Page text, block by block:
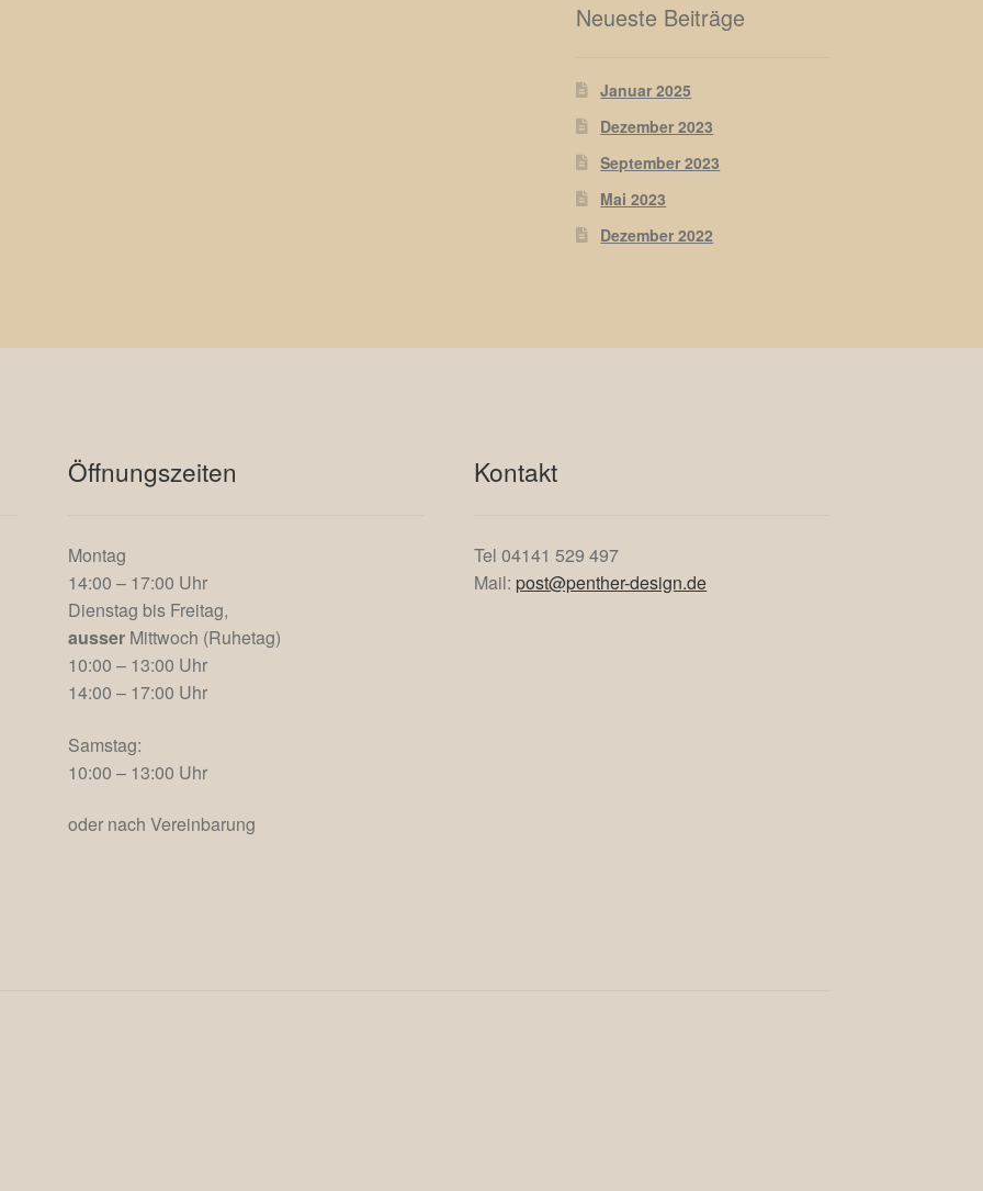
Neueste Beiträge
Januar 2025
Dezember 2023
September 2023
Mai 2023
Dezember 2022
Öffnungszeiten
Montag
14:00 – 17:00 Uhr
Dienstag bis Freitag,
ausser Mittwoch (Ruhetag)
10:00 – 13:00 Uhr
14:00 – 17:00 Uhr
Samstag:
10:00 – 13:00 Uhr
oder nach Vereinbarung
Kontakt
Tel 04141 529 497
Mail: post@penther-design.de